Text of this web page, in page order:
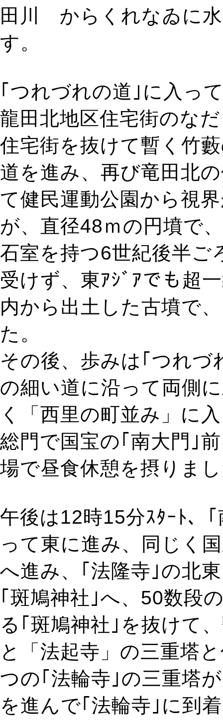
田川 からくれなゐに
す。
｢つれづれの道｣に入っ
龍田北地区住宅街のな
住宅街を抜けて暫く竹
道を進み、再び竜田北
て健民運動公園から視
が、直径48ｍの円墳で
石室を持つ6世紀後半ご
受けず、東ｱｼﾞｱでも超
内から出土した古墳で
た。
その後、歩みは｢つれづ
の細い道に沿って両側
く「西里の町並み」に
総門で国宝の｢南大門｣
場で昼食休憩を摂りま
午後は12時15分ｽﾀｰﾄ、
って東に進み、同じく
へ進み、｢法隆寺｣の北
｢斑鳩神社｣へ、50数段
る｢斑鳩神社｣を抜けて
と「法起寺」の三重塔
つの｢法輪寺｣の三重塔
を進んで｢法輪寺｣に到